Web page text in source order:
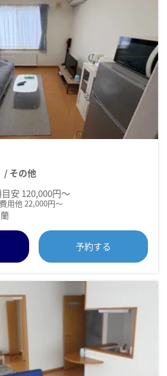
/ その他
安 120,000円～
用他 22,000円～
予約する